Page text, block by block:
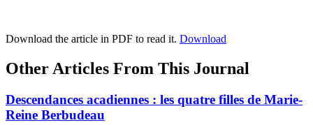
Download the article in PDF to read it. Download
Other Articles From This Journal
Descendances acadiennes : les quatre filles de Marie-
Reine Berbudeau